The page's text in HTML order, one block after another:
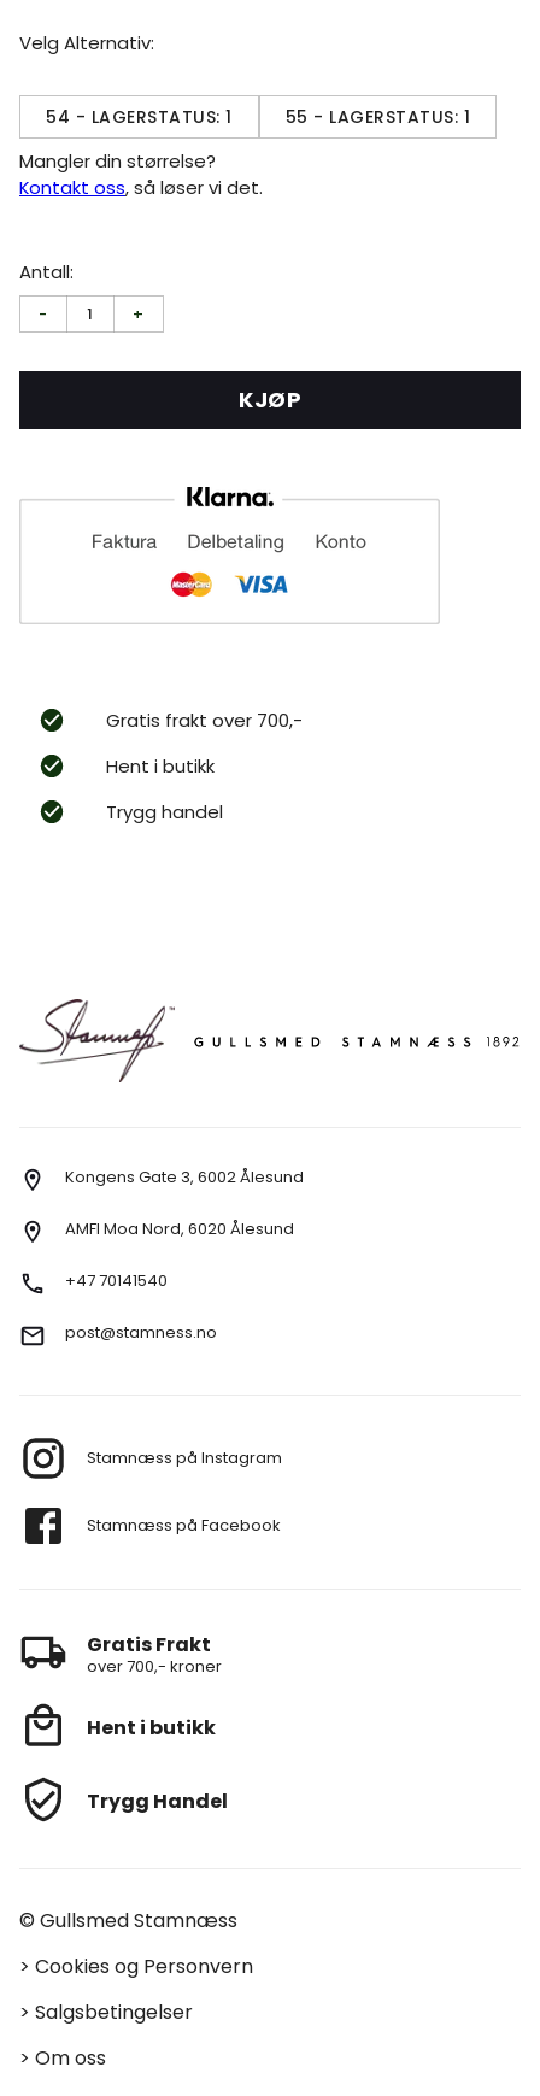
Velg Alternativ:
54 - LAGERSTATUS: 1 55 - LAGERSTATUS: 1
Mangler din størrelse?
Kontakt oss, så løser vi det.
Antall:
- 1 +
KJØP
Gratis frakt over 700,-
Hent i butikk
Trygg handel
Kongens Gate 3, 6002 Ålesund
AMFI Moa Nord, 6020 Ålesund
+47 70141540
post@stamness.no
Stamnæss på Instagram
Stamnæss på Facebook
Gratis Frakt
over 700,- kroner
Hent i butikk
Trygg Handel
© Gullsmed Stamnæss
> Cookies og Personvern
> Salgsbetingelser
> Om oss